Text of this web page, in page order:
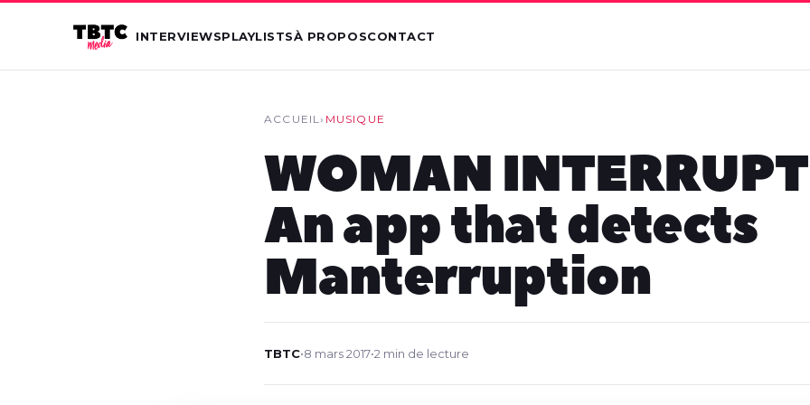
INTERVIEWSPLAYLISTSÀ PROPOSCONTACT
ACCUEIL› MUSIQUE
WOMAN
An app that detects
Manterruption
TBTC•8 mars 2017•2 min de lecture